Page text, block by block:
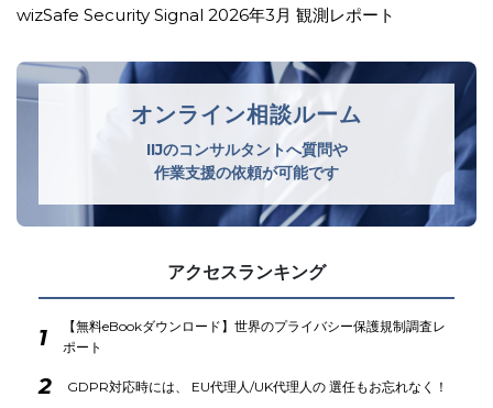
wizSafe Security Signal 2026年2月 観測レポート
オンライン相談ルーム
IIJのコンサルタントへ質問や
作業支援の依頼が可能です
アクセスランキング
1
【無料eBookダウンロード】世界のプライバシー保護規制調査レ
ポート
2 GDPR対応時には、 EU代理人/UK代理人の 選任もお忘れなく！